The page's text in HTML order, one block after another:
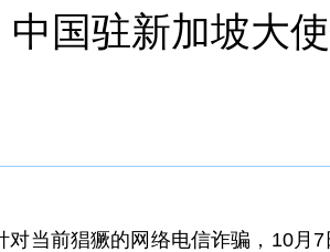
中国驻新加坡大
前猖獗的网络电信诈骗，10月7